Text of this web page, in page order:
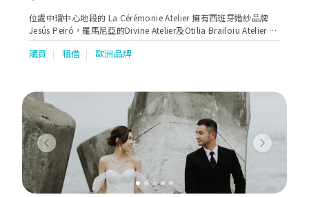
位處中環中心地段的 La Cérémonie Atelier 擁有西班牙婚紗品牌
Jesús Peiró，羅馬尼亞的Divine Atelier及Otilia Brailoiu Atelier 的
香港區獨家代理權，並特別推出「三 代傳承‧BESPOKE 訂製服
務」，為新娘子、媽媽及花女 提供專業及貼心的訂製服務，傳承幸
購買 租借 歐洲品牌
Previous Next